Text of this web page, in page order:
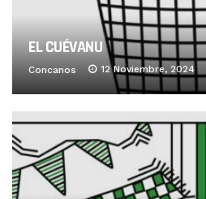
EL CUÉVANU
Concanos 12 Noviembre, 2024